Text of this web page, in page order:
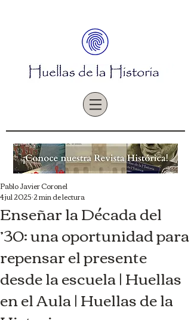
Enseñar la Década del
’30: una oportunidad para
repensar el presente
desde la escuela | Huellas
en el Aula | Huellas de la
Pablo Javier Coronel
4 jul 20252 min de lectura